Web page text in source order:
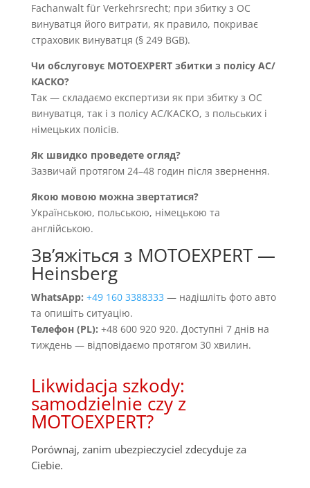
Fachanwalt für Verkehrsrecht; при збитку з OC
винуватця його витрати, як правило, покриває
страховик винуватця (§ 249 BGB).
Чи обслуговує MOTOEXPERT збитки з полісу AC/
КАСКО?
Так — складаємо експертизи як при збитку з OC
винуватця, так і з полісу AC/КАСКО, з польських і
німецьких полісів.
Як швидко проведете огляд?
Зазвичай протягом 24–48 годин після звернення.
Якою мовою можна звертатися?
Українською, польською, німецькою та
англійською.
Звʼяжіться з MOTOEXPERT —
Heinsberg
WhatsApp: +49 160 3388333 — надішліть фото авто
та опишіть ситуацію.
Телефон (PL): +48 600 920 920. Доступні 7 днів на
тиждень — відповідаємо протягом 30 хвилин.
Likwidacja szkody:
samodzielnie czy z
MOTOEXPERT?
Porównaj, zanim ubezpieczyciel zdecyduje za
Ciebie.